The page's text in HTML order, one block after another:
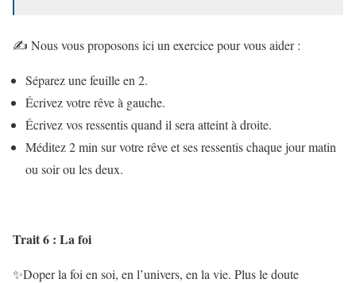
✍️ Nous vous proposons ici un exercice pour vous aider :
Séparez une feuille en 2.
Écrivez votre rêve à gauche.
Écrivez vos ressentis quand il sera atteint à droite.
Méditez 2 min sur votre rêve et ses ressentis chaque jour matin
ou soir ou les deux.
Trait 6 : La foi
✨Doper la foi en soi, en l’univers, en la vie. Plus le doute